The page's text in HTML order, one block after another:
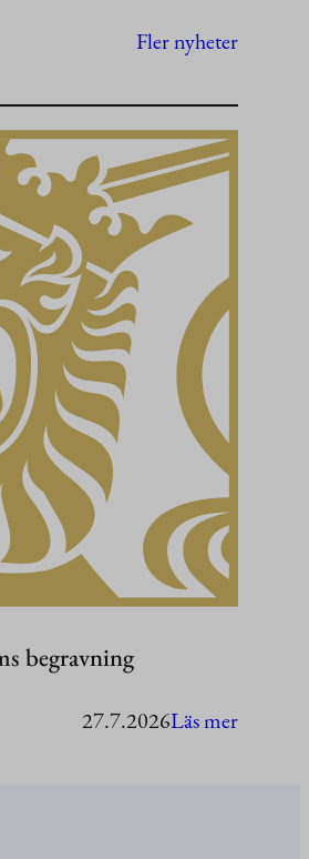
Fler nyheter
begravning
27.7.2026Läs mer: